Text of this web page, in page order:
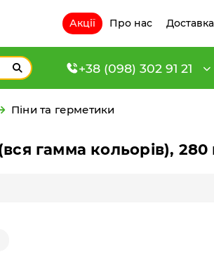
Акції Про нас
+38 (098) 302 91 21
Піни та герметики
гамма кольорів), 280